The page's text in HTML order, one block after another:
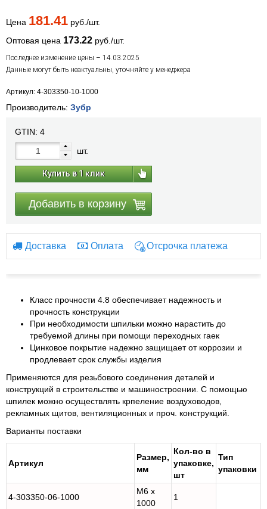
Цена 181.41 руб./шт.
Оптовая цена 173.22 руб./шт.
Последнее изменение цены – 14.03.2025
Данные могут быть неактуальны, уточняйте у менеджера
Артикул: 4-303350-10-1000
Производитель: Зубр
GTIN: 4
шт.
Купить в 1 клик
Добавить в корзину
Доставка Оплата Отсрочка платежа
Класс прочности 4.8 обеспечивает надежность и
прочность конструкции
При необходимости шпильки можно нарастить до
требуемой длины при помощи переходных гаек
Цинковое покрытие надежно защищает от коррозии и
продлевает срок службы изделия
Применяются для резьбового соединения деталей и
конструкций в строительстве и машиностроении. С помощью
шпилек можно осуществлять крпеление воздуховодов,
рекламных щитов, вентиляционных и проч. конструкций.
Варианты поставки
Артикул
Размер,
мм
Кол-во в
упаковке,
шт
Тип
упаковки
4-303350-06-1000
M6 x
1000
1